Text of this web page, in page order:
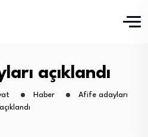
açıklandı
Haber
Afife adayları
açıklandı